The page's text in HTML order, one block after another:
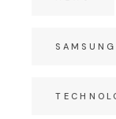
SAMSUNG